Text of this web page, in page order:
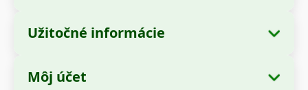
Názov spoločnosti:
Distribution SRL
Užitočné informácie
Ako objednať?
Môj účet